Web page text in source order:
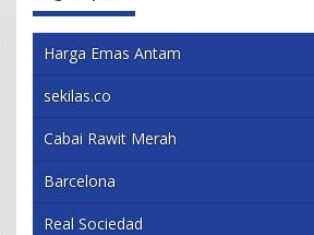
Harga Emas Antam
sekilas.co
Cabai Rawit Merah
Barcelona
Real Sociedad